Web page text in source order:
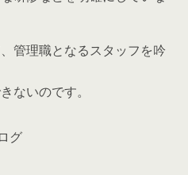
管理職となるスタッフを吟
ないのです。